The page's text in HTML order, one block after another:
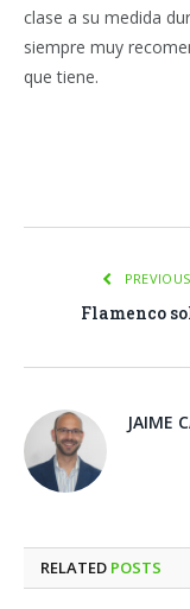
clase a su medida
siempre muy
que tiene.
Flamenco
JAIME
RELATED POSTS